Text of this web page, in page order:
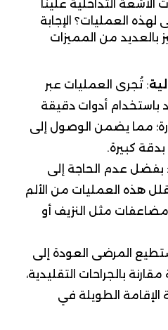
التداخلية علينا
العمليات؟ الإجابة
بالعديد من المميزات
: تُجرى العمليات عبر
أدوات دقيقة
مما يضمن الوصول إلى
كبيرة.
: بفضل عدم الحاجة إلى
هذه العمليات من الألم
مثل النزيف أو
المرضى العودة إلى
بالجراحات التقليدية،
الإقامة الطويلة في